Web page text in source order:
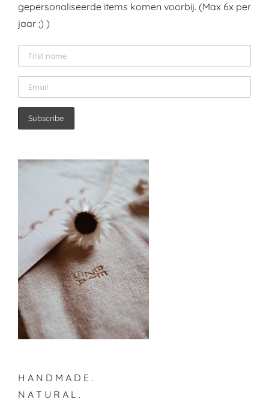
gepersonaliseerde items komen voorbij. (Max 6x per
jaar ;) )
H A N D M A D E .
N A T U R A L .